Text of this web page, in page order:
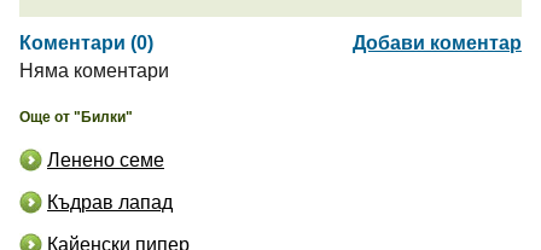
Коментари (0)
Добави коментар
Няма коментари
Още от "Билки"
Ленено семе
Къдрав лапад
Кайенски пипер